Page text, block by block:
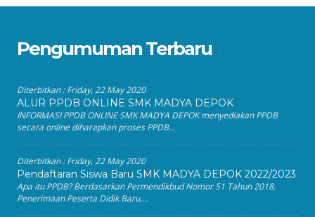
Pengumuman Terbaru
Diterbitkan :Friday, 22 May 2020
ALUR PPDB ONLINE SMK MADYA DEPOK
INFORMASI PPDB ONLINE SMK MADYA DEPOK menyediakan PPDB
secara online diharapkan proses PPDB...
Diterbitkan :Friday, 22 May 2020
Pendaftaran Siswa Baru SMK MADYA DEPOK 2022/2023
Apa itu PPDB? Berdasarkan Permendikbud Nomor 51 Tahun 2018,
Penerimaan Peserta Didik Baru,...